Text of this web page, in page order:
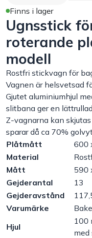
Arbetskläder
Plåtbyte
Monin
Handla efter bransch
Varumärken
Outlet
Kundtjänst
Kontakt
Finns i lager
Ugnsstick
roterande
modell
Rostfri stickvagn för
Vagnen är helsvetsad
Gjutet aluminiumhjul
slitbana ger en
Z-vagnarna kan
sparar då ca 70%
Plåtmått
600
Material
Mått
590
Gejderantal
13
Gejderavstånd
Varumärke
Hjul
100
med